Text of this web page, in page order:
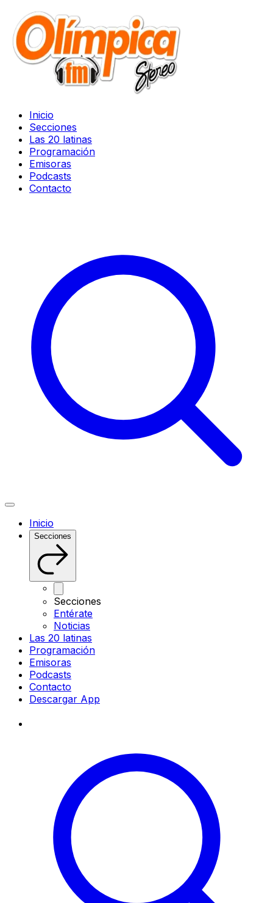
Inicio
Secciones
Las 20 latinas
Programación
Emisoras
Podcasts
Contacto
Inicio
Secciones
Secciones
Entérate
Noticias
Las 20 latinas
Programación
Emisoras
Podcasts
Contacto
Descargar App